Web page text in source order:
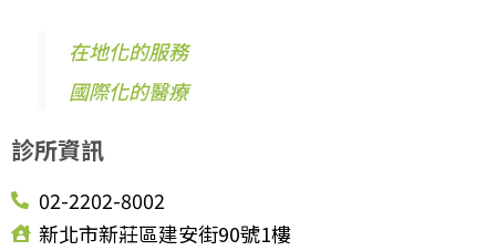
在地化的服務
國際化的醫療
診所資訊
02-2202-8002
新北市新莊區建安街90號1樓